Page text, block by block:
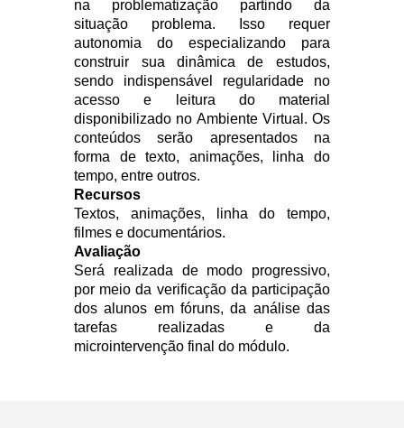
na problematização partindo da
situação problema. Isso requer
autonomia do especializando para
construir sua dinâmica de estudos,
sendo indispensável regularidade no
acesso e leitura do material
disponibilizado no Ambiente Virtual. Os
conteúdos serão apresentados na
forma de texto, animações, linha do
tempo, entre outros.
Recursos
Textos, animações, linha do tempo,
filmes e documentários.
Avaliação
Será realizada de modo progressivo,
por meio da verificação da participação
dos alunos em fóruns, da análise das
tarefas realizadas e da
microintervenção final do módulo.